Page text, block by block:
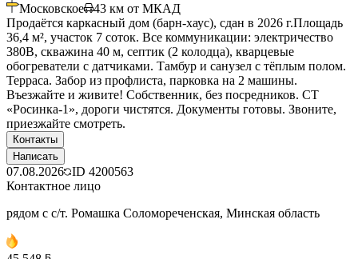
Московское 43 км от МКАД
Продаётся каркасный дом (барн-хаус), сдан в 2026 г.Площадь
36,4 м², участок 7 соток. Все коммуникации: электричество
380В, скважина 40 м, септик (2 колодца), кварцевые
обогреватели с датчиками. Тамбур и санузел с тёплым полом.
Терраса. Забор из профлиста, парковка на 2 машины.
Въезжайте и живите! Собственник, без посредников. СТ
«Росинка-1», дороги чистятся. Документы готовы. Звоните,
приезжайте смотреть.
Контакты
Написать
07.08.2026 ID 4200563
Контактное лицо
рядом с с/т. Ромашка Соломореченская, Минская область